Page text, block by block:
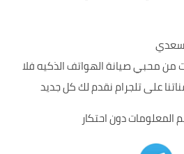
من محبي صيانة الهواتف الذكيه فلا
على تلجرام نقدم لك كل جديد
المعلومات دون احتكار